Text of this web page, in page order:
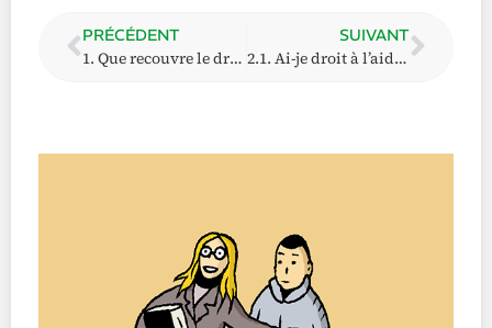
PRÉCÉDENT
1. Que recouvre le droit à l’aide juridique ?
SUIVANT
2.1. Ai-je droit à l’aide juridique de première ligne ?